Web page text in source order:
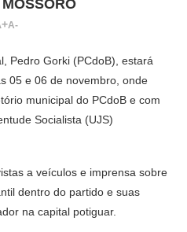
A-
Pedro Gorki (PCdoB), estará
05 e 06 de novembro, onde
municipal do PCdoB e com
Socialista (UJS)
a veículos e imprensa sobre
dentro do partido e suas
na capital potiguar.